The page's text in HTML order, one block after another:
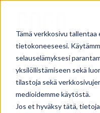
Tämä verkkosivu tallentaa
tietokoneeseesi.
selauselämyksesi
yksilöllistämiseen sekä
tilastoja sekä
medioidemme käytöstä.
Jos et hyväksy tätä,
Digistrategin